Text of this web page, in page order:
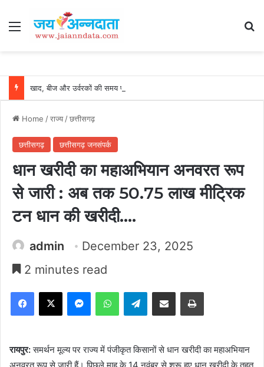
Menu
Home /राज्य/छत्तीसगढ़
छत्तीसगढ़ छत्तीसगढ़ जनसंपर्क
धान खरीदी का महाअभियान अनवरत रूप
से जारी : अब तक 50.75 लाख मीट्रिक
टन धान की खरीदी….
admin
December 23, 2025
2 minutes read
Facebook
X MessengerWhatsAppTelegramShare via Email Print
रायपुर:समर्थन मूल्य पर राज्य में पंजीकृत किसानों से धान खरीदी का महाअभियान